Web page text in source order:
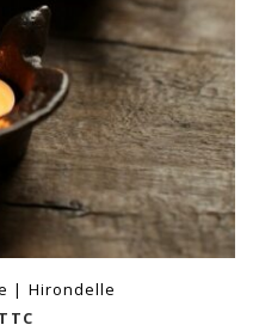
| Hirondelle
TTC